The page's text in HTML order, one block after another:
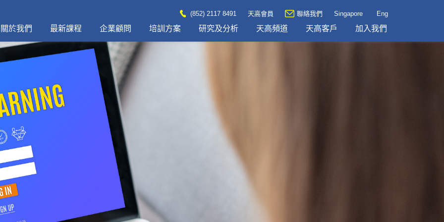
(852) 2117 8491 天高會員 聯絡我們 Singapore Eng
關於我們 最新課程 企業顧問 培訓方案 研究及分析 天高頻道 天高客戶 加入我們